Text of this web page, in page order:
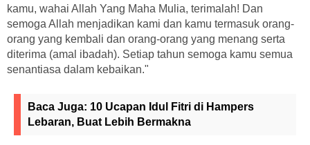
kamu, wahai Allah Yang Maha Mulia, terimalah! Dan
semoga Allah menjadikan kami dan kamu termasuk orang-
orang yang kembali dan orang-orang yang menang serta
diterima (amal ibadah). Setiap tahun semoga kamu semua
senantiasa dalam kebaikan."
Baca Juga: 10 Ucapan Idul Fitri di Hampers
Lebaran, Buat Lebih Bermakna